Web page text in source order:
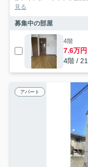
見る
募集中の部屋
4階
7.6万円
4階 /
アパート